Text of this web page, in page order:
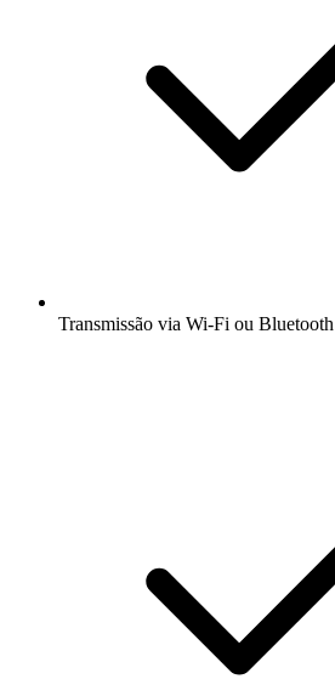
Transmissão via Wi-Fi ou Bluetooth